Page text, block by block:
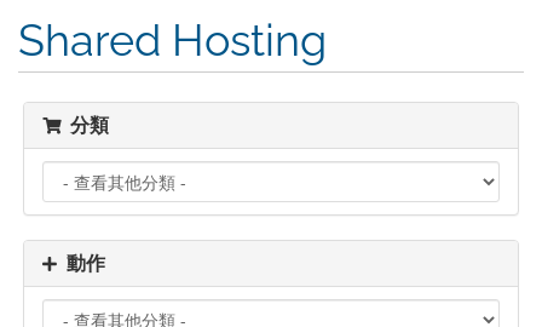
Shared Hosting
分類
動作